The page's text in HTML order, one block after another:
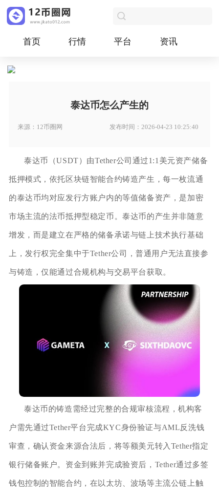
首页 行情 平台 资讯
泰达币怎么产生的
来源：12币圈网 发布时间：2026-04-23 10:25:40
泰达币（USDT）由Tether公司通过1:1美元资产储备
抵押模式，依托区块链智能合约铸造产生，每一枚流通
的泰达币均对应发行方账户内的等值储备资产，是加密
市场主流的法币抵押型稳定币。泰达币的产生并非随意
增发，而是建立在严格的储备承诺与链上技术执行基础
上，发行权完全集中于Tether公司，普通用户无法直接参
与铸造，仅能通过合规机构与交易平台获取。
泰达币的铸造需经过完整的合规审核流程，机构客
户需先通过Tether平台完成KYC身份验证与AML反洗钱
审查，确认资金来源合法后，将等额美元转入Tether指定
银行储备账户。资金到账并完成验资后，Tether通过多签
钱包控制的智能合约，在以太坊、波场等主流公链上触